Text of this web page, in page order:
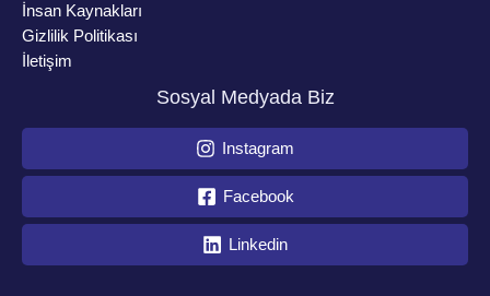
İnsan Kaynakları
Gizlilik Politikası
İletişim
Sosyal Medyada Biz
Instagram
Facebook
Linkedin